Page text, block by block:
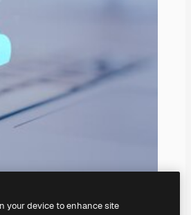
your device to enhance site